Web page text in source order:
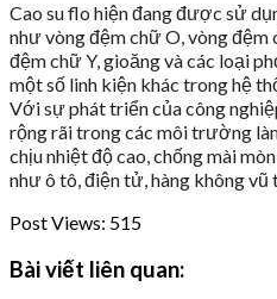
Cao su flo hiện đang được sử
như vòng đệm chữ O, vòng đệm
đệm chữ Y, gioăng và các loại
một số linh kiện khác trong hệ
Với sự phát triển của công
rộng rãi trong các môi trường
chịu nhiệt độ cao, chống mài
như ô tô, điện tử, hàng không vũ
Post Views: 515
Bài viết liên quan: